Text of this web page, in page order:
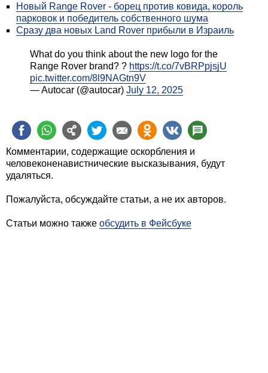
Новый Range Rover - борец против ковида, король
парковок и победитель собственного шума
Сразу два новых Land Rover прибыли в Израиль
What do you think about the new logo for the
Range Rover brand? ? https://t.co/7vBRPpjsjU
pic.twitter.com/8l9NAGtn9V
— Autocar (@autocar) July 12, 2025
Комментарии, содержащие оскорбления и
человеконенавистнические высказывания, будут
удаляться.
Пожалуйста, обсуждайте статьи, а не их авторов.
Статьи можно также обсудить в Фейсбуке